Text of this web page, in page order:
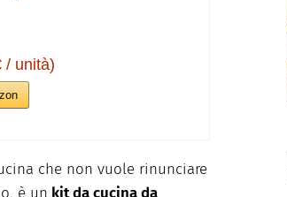
/ unità)
che non vuole rinunciare